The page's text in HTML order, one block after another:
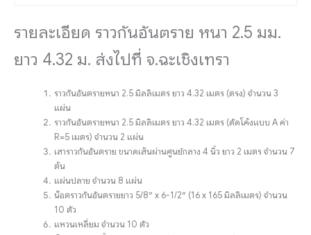
รายละเอียด ราวกันอันตราย หนา 2.5 มม.
ยาว 4.32 ม. ส่งไปที่ จ.ฉะเชิงเทรา
ราวกันอันตรายหนา 2.5 มิลลิเมตร ยาว 4.32 เมตร (ตรง) จำนวน 3
แผ่น
ราวกันอันตรายหนา 2.5 มิลลิเมตร ยาว 4.32 เมตร (ดัดโค้งแบบ A ค่า
R=5 เมตร) จำนวน 2 แผ่น
เสาราวกันอันตราย ขนาดเส้นผ่านศูนย์กลาง 4 นิ้ว ยาว 2 เมตร จำนวน 7
ต้น
แผ่นปลาย จำนวน 8 แผ่น
น็อตราวกันอันตรายยาว 5/8″ x 6-1/2″ (16 x 165 มิลลิเมตร) จำนวน
10 ตัว
แหวนเหลี่ยม จำนวน 10 ตัว